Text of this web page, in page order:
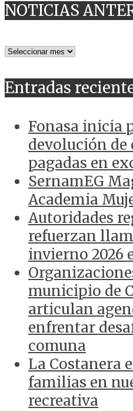
NOTICIAS
NOTICIAS
Entradas
Fonasa inicia
devolución de
pagadas en
SernamEG
Academia
Autoridades
refuerzan
invierno 2026
municipio de
articulan
enfrentar
comuna
La Costanera
familias en
recreativa